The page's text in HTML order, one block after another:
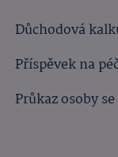
Důchodová
Příspěvek na
Průkaz osoby